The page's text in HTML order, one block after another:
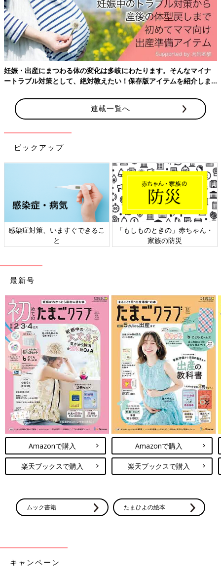
出典：Instagramアカウント「sanapuuu」
こちらはsanapuuuさんが購入した、「Little WEEKEND（リトル
刺しゅうがデザインされており、とてもかわいいですよね！全体
に散りばめられたハートがかわいいジャンスカは、甘カジコーデ
が好きなキッズも喜びそう♪ デイリーにもお出かけにも使える、
おしゃれアイテムですね◎
絶対使えるおしゃれアイテム！ロゴ裏毛トレーナー
出典：Instagramアカウント「chacharouzoo」
SNSでも「おしゃれすぎる！」と特に話題になっているのが、人
妊娠・出産にまつわる体の変化は多岐にわたります。そんなマイナ
ートラブル対策として、絶対教えたい！保存版アイテムを紹介しま
連載一覧へ
ピックアップ
感染症対策、いますぐできるこ
と
「もしものときの」赤ちゃん・
家族の防災
最新号
Amazonで購入
楽天ブックスで購入
Amazonで購入
楽天ブックスで購入
ムック書籍 たまひよの絵本
キャンペーン